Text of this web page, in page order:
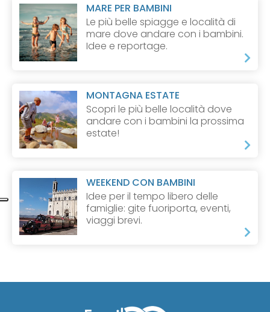
MARE PER BAMBINI
Le più belle spiagge e località di
mare dove andare con i bambini.
Idee e reportage.
MONTAGNA ESTATE
Scopri le più belle località dove
andare con i bambini la prossima
estate!
WEEKEND CON BAMBINI
Idee per il tempo libero delle
famiglie: gite fuoriporta, eventi,
viaggi brevi.